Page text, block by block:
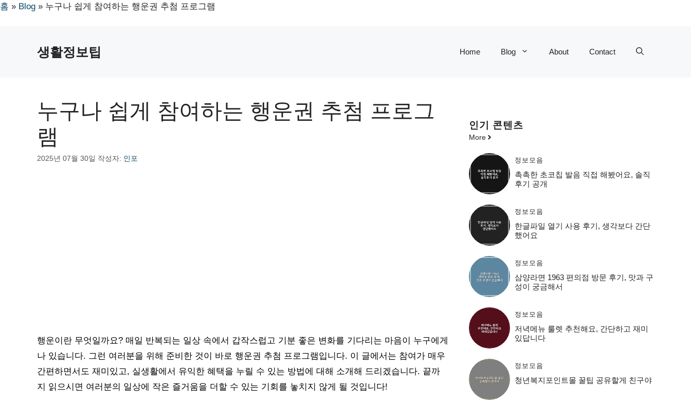
홈 » Blog » 누구나 쉽게 참여하는 행운권 추첨 프로그램
생활정보팁 Home Blog About Contact
누구나 쉽게 참여하는 행운권 추첨 프로그
램
2025년 07월 30일 작성자: 인포
행운이란 무엇일까요? 매일 반복되는 일상 속에서 갑작스럽고 기분 좋은 변화를 기다리는 마음이 누구에게
나 있습니다. 그런 여러분을 위해 준비한 것이 바로 행운권 추첨 프로그램입니다. 이 글에서는 참여가 매우
간편하면서도 재미있고, 실생활에서 유익한 혜택을 누릴 수 있는 방법에 대해 소개해 드리겠습니다. 끝까
지 읽으시면 여러분의 일상에 작은 즐거움을 더할 수 있는 기회를 놓치지 않게 될 것입니다!
인기 콘텐츠
More
정보모음
촉촉한 초코칩 발음 직접 해봤어요, 솔직
후기 공개
정보모음
한글파일 열기 사용 후기, 생각보다 간단
했어요
정보모음
삼양라면 1963 편의점 방문 후기, 맛과 구
성이 궁금해서
정보모음
저녁메뉴 룰렛 추천해요, 간단하고 재미
있답니다
정보모음
청년복지포인트몰 꿀팁 공유할게 친구야